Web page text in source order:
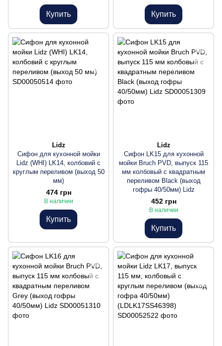
Купить Купить
Lidz
Сифон для кухонной мойки
Lidz (WHI) LK14, колбовий с
круглым переливом (выход 50
мм)
474 грн
В наличии
Купить
Lidz
Сифон LK15 для кухонной
мойки Bruch PVD, выпуск 115
мм колбовый с квадратным
переливом Black (выход
гофры 40/50мм) Lidz
452 грн
В наличии
Купить